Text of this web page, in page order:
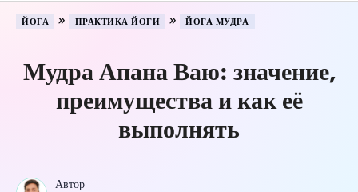
ЙОГА » ПРАКТИКА ЙОГИ » ЙОГА МУДРА
Мудра Апана Ваю: значение,
преимущества и как её
выполнять
Автор